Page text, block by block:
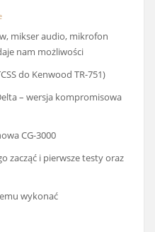
mikser audio, mikrofon
nam możliwości
do Kenwood TR-751)
– wersja kompromisowa
CG-3000
zacząć i pierwsze testy oraz
wykonać